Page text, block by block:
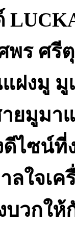
ร ศรี
ฝงมู มู
ยมูมา
ไซน์ที่
ลใจเค
บวกใ